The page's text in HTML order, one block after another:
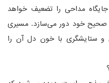
جایگاه مداحی را تضعیف خواهد
صحیح خود دور می‌سازد. مسیری
و ستایشگری با خون دل آن را